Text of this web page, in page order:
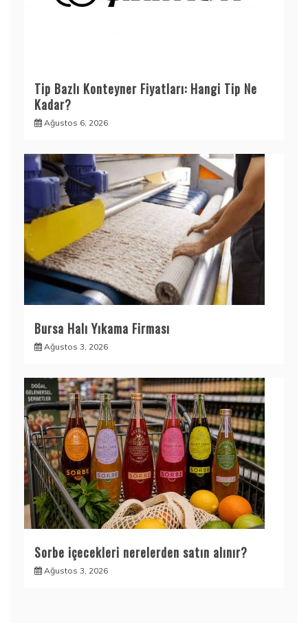
Tip Bazlı Konteyner Fiyatları: Hangi Tip Ne
Kadar?
Ağustos 6, 2026
Bursa Halı Yıkama Firması
Ağustos 3, 2026
Sorbe içecekleri nerelerden satın alınır?
Ağustos 3, 2026